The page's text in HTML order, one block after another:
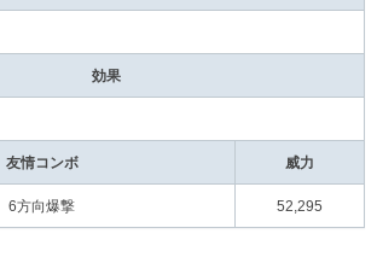
効果
友情コンボ 威力
6方向爆撃 52,295